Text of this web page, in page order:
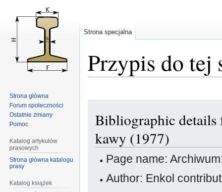
Przypis do tej
nawigacji
wyszukiwania
Bibliographic
kawy (1977)
Page name:
Author: Enkol
Strona specjalna
Strona główna
Forum społeczności
Ostatnie zmiany
Pomoc
Katalog artykułów
prasowych
Strona główna katalogu
prasy
Katalog książek